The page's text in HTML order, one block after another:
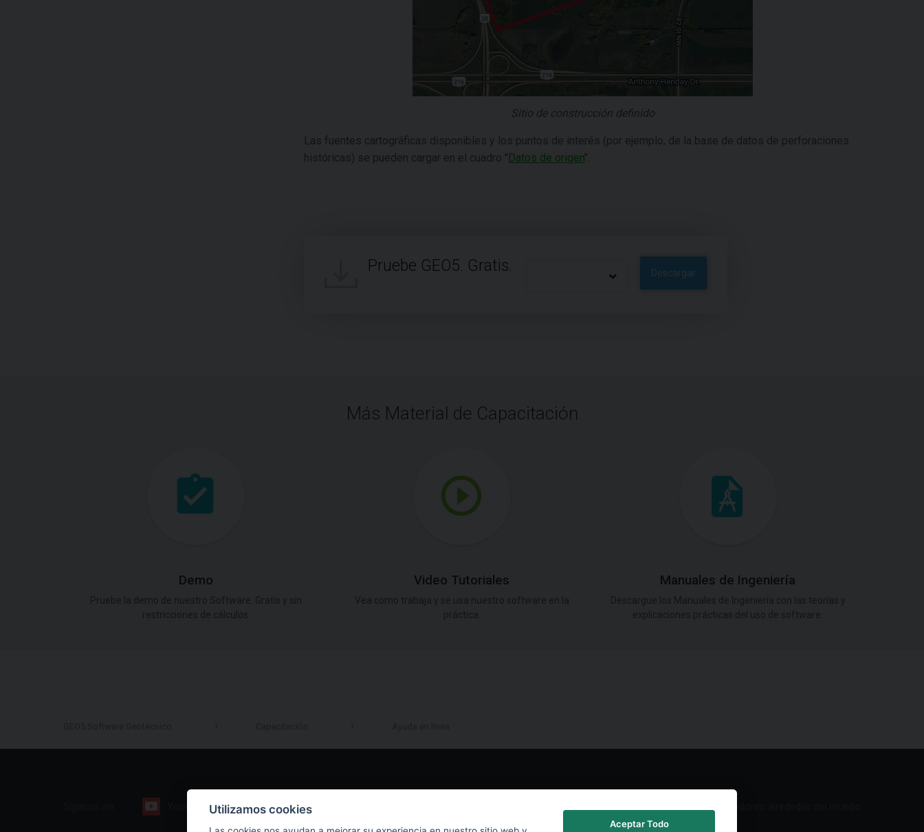
Sitio de construcción definido
Las fuentes cartográficas disponibles y los puntos de interés (por ejemplo, de la base de datos de perforaciones
históricas) se pueden cargar en el cuadro "Datos de origen".
Pruebe GEO5. Gratis. Descargar
Más Material de Capacitación
Demo Video Tutoriales Manuales de Ingeniería
Facebook
Utilizamos cookies
Aceptar Todo